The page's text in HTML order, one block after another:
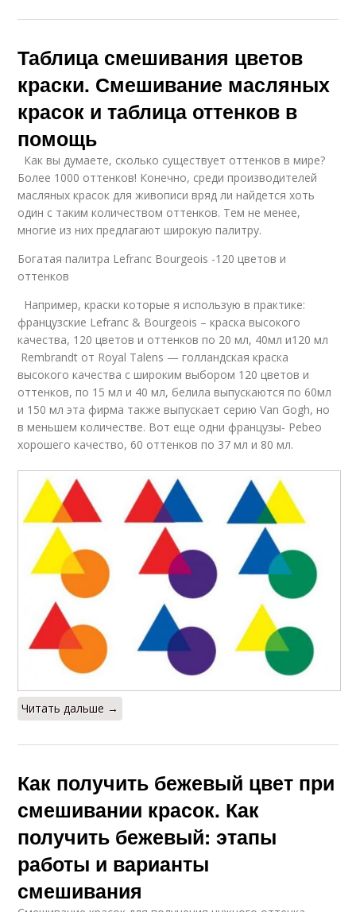
Таблица смешивания цветов
краски. Смешивание масляных
красок и таблица оттенков в
помощь
Как вы думаете, сколько существует оттенков в мире?
Более 1000 оттенков! Конечно, среди производителей
масляных красок для живописи вряд ли найдется хоть
один с таким количеством оттенков. Тем не менее,
многие из них предлагают широкую палитру.
Богатая палитра Lefranc Bourgeois -120 цветов и
оттенков
Например, краски которые я использую в практике:
французские Lefranc & Bourgeois – краска высокого
качества, 120 цветов и оттенков по 20 мл, 40мл и120 мл
Rembrandt от Royal Talens — голландская краска
высокого качества с широким выбором 120 цветов и
оттенков, по 15 мл и 40 мл, белила выпускаются по 60мл
и 150 мл эта фирма также выпускает серию Van Gogh, но
в меньшем количестве. Вот еще одни французы- Pebeo
хорошего качество, 60 оттенков по 37 мл и 80 мл.
Читать дальше →
Как получить бежевый цвет при
смешивании красок. Как
получить бежевый: этапы
работы и варианты
смешивания